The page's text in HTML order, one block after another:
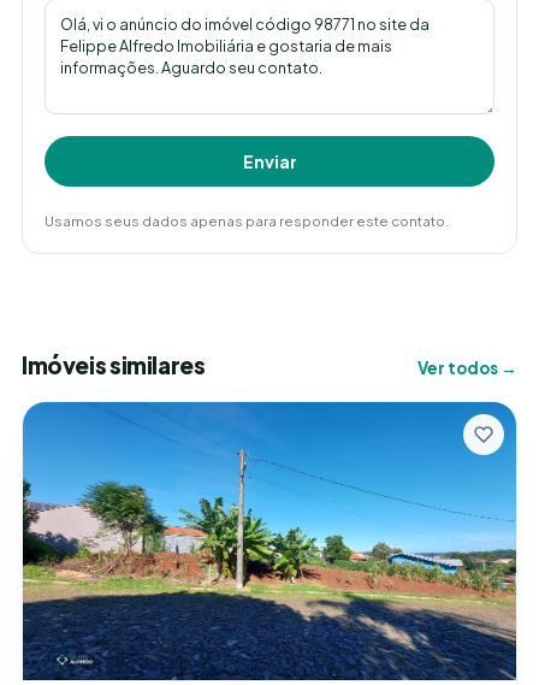
Enviar
Usamos seus dados apenas para responder este contato.
Imóveis similares Ver todos →